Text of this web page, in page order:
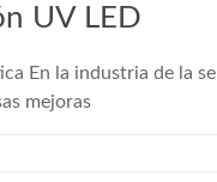
UV LED
En la industria de la
mejoras